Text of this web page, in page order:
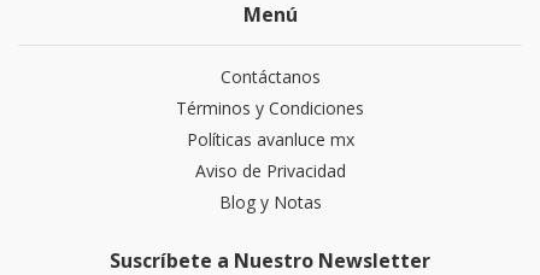
Menú
Contáctanos
Términos y Condiciones
Políticas avanluce mx
Aviso de Privacidad
Blog y Notas
Suscríbete a Nuestro Newsletter